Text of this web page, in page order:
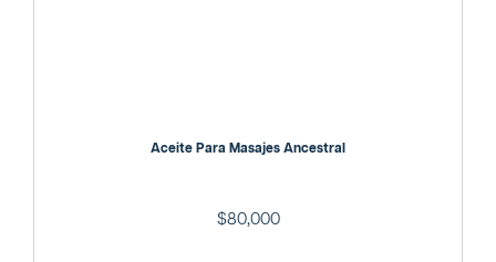
Aceite Para Masajes Ancestral
$80,000